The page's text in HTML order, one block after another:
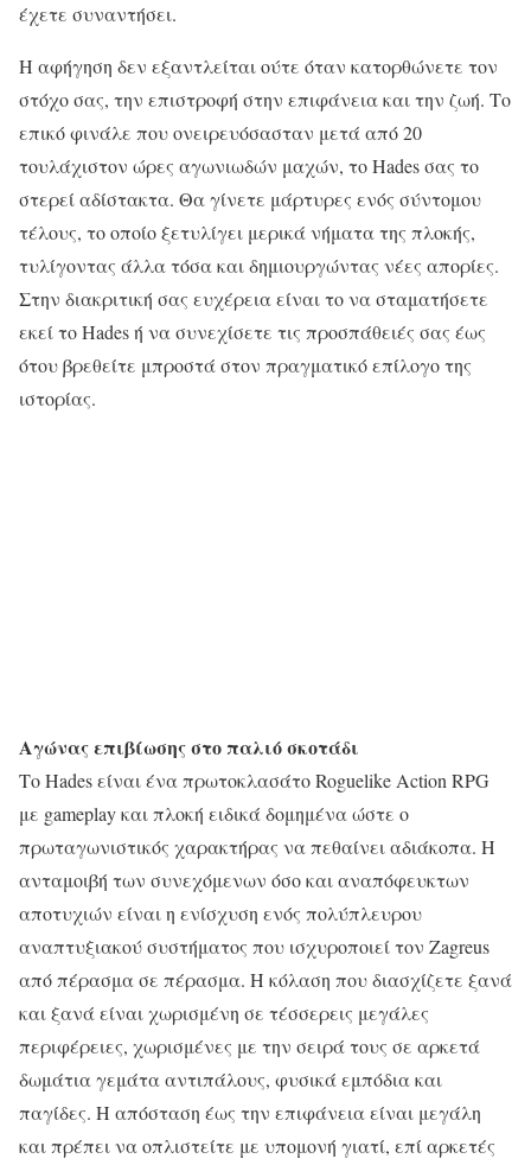
έχετε συναντήσει.
Η αφήγηση δεν εξαντλείται ούτε όταν κατορθώνετε τον
στόχο σας, την επιστροφή στην επιφάνεια και την ζωή. Το
επικό φινάλε που ονειρευόσασταν μετά από 20
τουλάχιστον ώρες αγωνιωδών μαχών, το Hades σας το
στερεί αδίστακτα. Θα γίνετε μάρτυρες ενός σύντομου
τέλους, το οποίο ξετυλίγει μερικά νήματα της πλοκής,
τυλίγοντας άλλα τόσα και δημιουργώντας νέες απορίες.
Στην διακριτική σας ευχέρεια είναι το να σταματήσετε
εκεί το Hades ή να συνεχίσετε τις προσπάθειές σας έως
ότου βρεθείτε μπροστά στον πραγματικό επίλογο της
ιστορίας.
Αγώνας επιβίωσης στο παλιό σκοτάδι
Το Hades είναι ένα πρωτοκλασάτο Roguelike Action RPG
με gameplay και πλοκή ειδικά δομημένα ώστε ο
πρωταγωνιστικός χαρακτήρας να πεθαίνει αδιάκοπα. Η
ανταμοιβή των συνεχόμενων όσο και αναπόφευκτων
αποτυχιών είναι η ενίσχυση ενός πολύπλευρου
αναπτυξιακού συστήματος που ισχυροποιεί τον Zagreus
από πέρασμα σε πέρασμα. Η κόλαση που διασχίζετε ξανά
και ξανά είναι χωρισμένη σε τέσσερεις μεγάλες
περιφέρειες, χωρισμένες με την σειρά τους σε αρκετά
δωμάτια γεμάτα αντιπάλους, φυσικά εμπόδια και
παγίδες. Η απόσταση έως την επιφάνεια είναι μεγάλη
και πρέπει να οπλιστείτε με υπομονή γιατί, επί αρκετές